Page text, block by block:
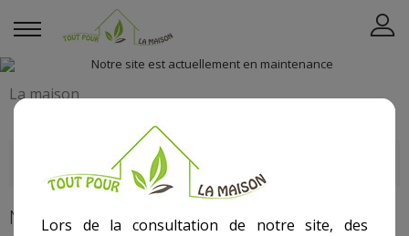
La maison
DERNIERS ARTICLES DU BLOG
NOUVEAUX PRODUITS
Lors de la consultation de notre site, des